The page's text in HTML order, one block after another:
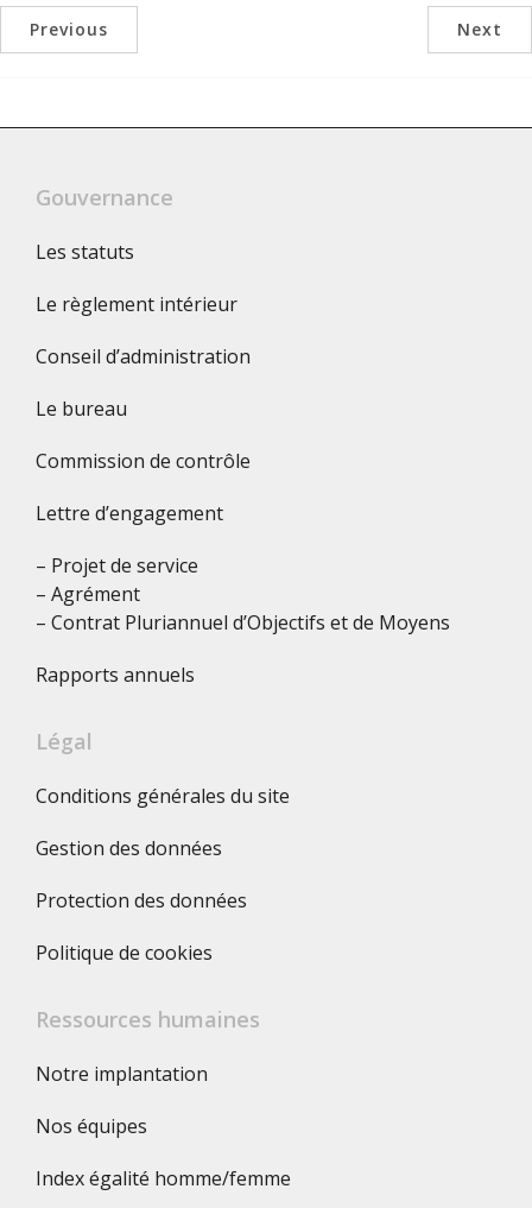
Previous Next
Gouvernance
Les statuts
Le règlement intérieur
Conseil d’administration
Le bureau
Commission de contrôle
Lettre d’engagement
– Projet de service
– Agrément
– Contrat Pluriannuel d’Objectifs et de Moyens
Rapports annuels
Légal
Conditions générales du site
Gestion des données
Protection des données
Politique de cookies
Ressources humaines
Notre implantation
Nos équipes
Index égalité homme/femme